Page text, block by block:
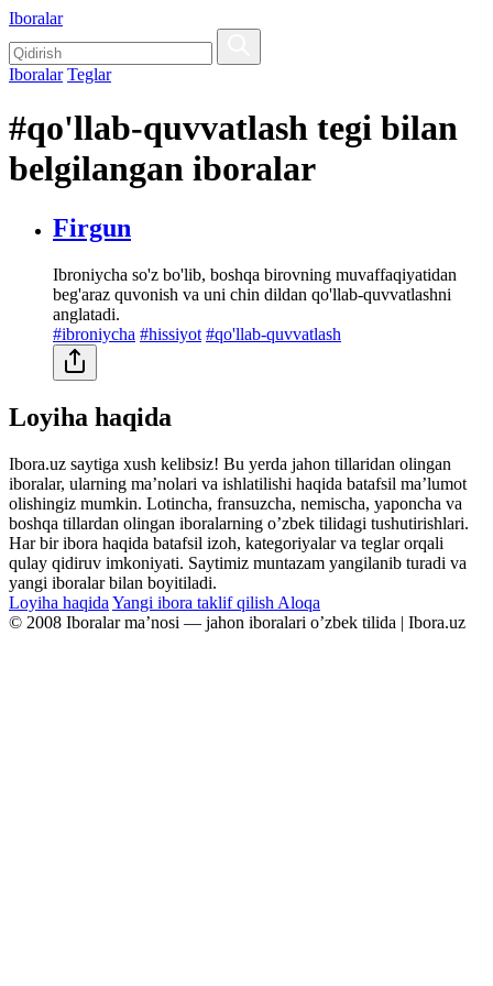
Iboralar
Iboralar Teglar
#qo'llab-quvvatlash tegi bilan
belgilangan iboralar
Firgun
Ibroniycha so'z bo'lib, boshqa birovning muvaffaqiyatidan
beg'araz quvonish va uni chin dildan qo'llab-quvvatlashni
anglatadi.
#ibroniycha #hissiyot #qo'llab-quvvatlash
Loyiha haqida
Ibora.uz saytiga xush kelibsiz! Bu yerda jahon tillaridan olingan
iboralar, ularning maʼnolari va ishlatilishi haqida batafsil maʼlumot
olishingiz mumkin. Lotincha, fransuzcha, nemischa, yaponcha va
boshqa tillardan olingan iboralarning oʼzbek tilidagi tushutirishlari.
Har bir ibora haqida batafsil izoh, kategoriyalar va teglar orqali
qulay qidiruv imkoniyati. Saytimiz muntazam yangilanib turadi va
yangi iboralar bilan boyitiladi.
Loyiha haqida Yangi ibora taklif qilish Aloqa
© 2008 Iboralar maʼnosi — jahon iboralari oʼzbek tilida | Ibora.uz